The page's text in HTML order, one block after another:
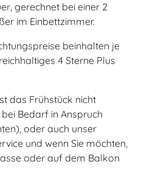
gerechnet bei einer 2
im Einbettzimmer.
beinhalten je
4 Sterne Plus
das Frühstück nicht
Bedarf in Anspruch
oder auch unser
und wenn Sie möchten,
oder auf dem Balkon